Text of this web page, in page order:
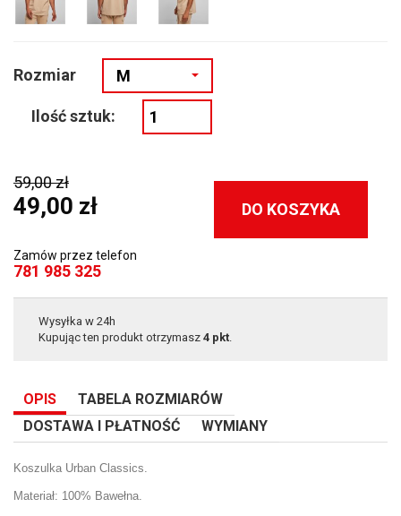
Rozmiar M
Ilość sztuk:
59,00 zł
49,00 zł DO KOSZYKA
Zamów przez telefon
781 985 325
Wysyłka w 24h
Kupując ten produkt otrzymasz 4 pkt.
OPIS
TABELA ROZMIARÓW
DOSTAWA I PŁATNOŚĆ
WYMIANY
Koszulka Urban Classics.
Materiał: 100% Bawełna.